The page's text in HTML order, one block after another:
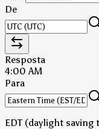
De
Resposta
4:00 AM
Para
EDT (daylight saving